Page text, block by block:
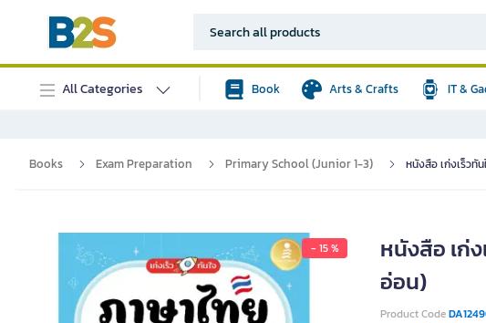
All Categories Book Arts & Crafts IT &
Books Exam Preparation Primary School (Junior 1-3) หนังสือ เก่งเร็วทั
- 15 %
หนังสือ เก่
อ่อน)
Product Code